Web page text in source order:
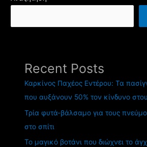
Recent Posts
Καρκίνος Παχέος Εντέρου: Τα
που αυξάνουν 50% τον κίνδυνο
Τρία φυτά-βάλσαμο για τους
στο σπίτι
Το μαγικό βοτάνι που διώχνει το